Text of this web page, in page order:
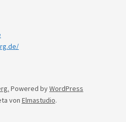
Powered byWordPress
von Elmastudio.